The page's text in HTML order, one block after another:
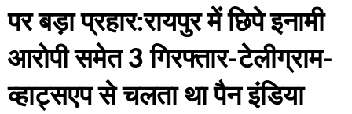
पर बड़ा प्रहार:रायपुर में छिपे इनामी
आरोपी समेत 3 गिरफ्तार-टेलीग्राम-
व्हाट्सएप से चलता था पैन इंडिया